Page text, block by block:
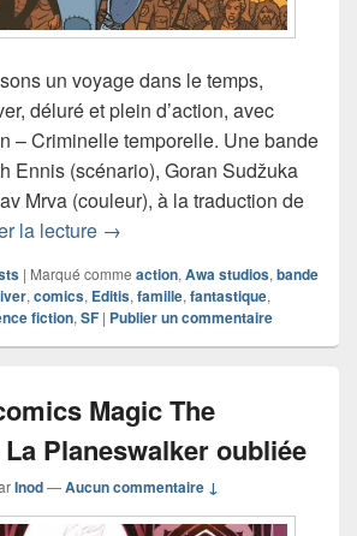
un voyage dans le temps,
déluré et plein d’action, avec
– Criminelle temporelle. Une bande
Ennis (scénario), Goran Sudžuka
Mrva (couleur), à la traduction de
la lecture Chronique comics Marjorie
→
| Marqué comme action, Awa studios, bande
, comics, Editis, famille, fantastique,
fiction, SF | Publier un commentaire
Magic The
Planeswalker oubliée
Inod—Aucun commentaire ↓